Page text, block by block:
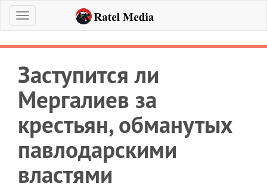
Меню
Заступится ли
Мергалиев за
крестьян, обманутых
павлодарскими
властями